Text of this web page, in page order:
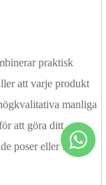
praktisk
att varje produkt
manliga
att göra ditt
poser eller färger,